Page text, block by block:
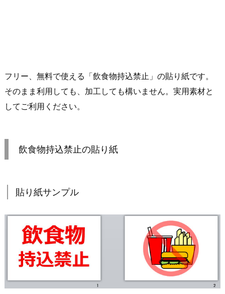
フリー、無料で使える「飲食物持込禁止」の貼り紙です。
そのまま利用しても、加工しても構いません。実用素材と
してご利用ください。
飲食物持込禁止の貼り紙
貼り紙サンプル